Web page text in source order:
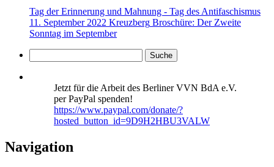
Tag der Erinnerung und Mahnung - Tag des Antifaschismus
11. September 2022 Kreuzberg Broschüre: Der Zweite
Sonntag im September
Jetzt für die Arbeit des Berliner VVN BdA e.V.
per PayPal spenden!
https://www.paypal.com/donate/?
hosted_button_id=9D9H2HBU3VALW
Navigation